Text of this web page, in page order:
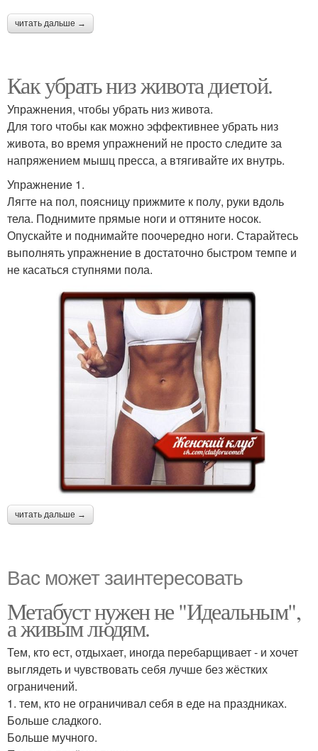
читать дальше →
Как убрать низ живота диетой.
Упражнения, чтобы убрать низ живота.
Для того чтобы как можно эффективнее убрать низ
живота, во время упражнений не просто следите за
напряжением мышц пресса, а втягивайте их внутрь.
Упражнение 1.
Лягте на пол, поясницу прижмите к полу, руки вдоль
тела. Поднимите прямые ноги и оттяните носок.
Опускайте и поднимайте поочередно ноги. Старайтесь
выполнять упражнение в достаточно быстром темпе и
не касаться ступнями пола.
читать дальше →
Вас может заинтересовать
Метабуст нужен не "Идеальным",
а живым людям.
Тем, кто ест, отдыхает, иногда перебарщивает - и хочет
выглядеть и чувствовать себя лучше без жёстких
ограничений.
1. тем, кто не ограничивал себя в еде на праздниках.
Больше сладкого.
Больше мучного.